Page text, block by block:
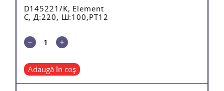
D145221/K, Element
C, Д:220, Ш:100,PT12
Adaugă în coș